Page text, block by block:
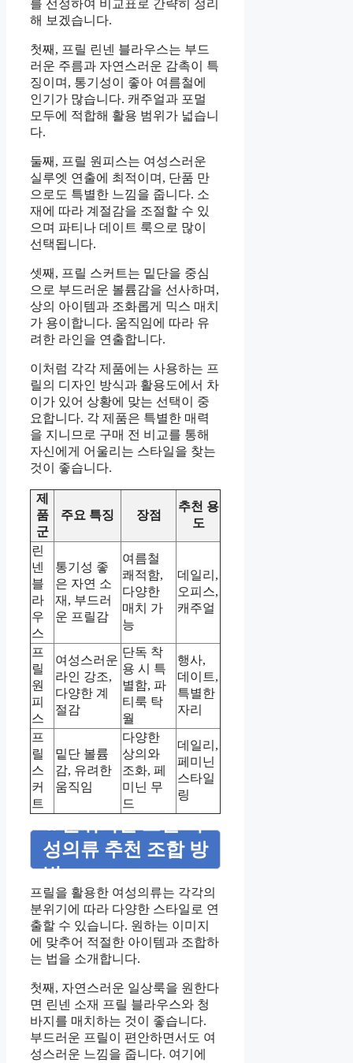
를 선정하여 비교표로 간략히 정리
해 보겠습니다.
첫째, 프릴 린넨 블라우스는 부드
러운 주름과 자연스러운 감촉이 특
징이며, 통기성이 좋아 여름철에
인기가 많습니다. 캐주얼과 포멀
모두에 적합해 활용 범위가 넓습니
다.
둘째, 프릴 원피스는 여성스러운
실루엣 연출에 최적이며, 단품 만
으로도 특별한 느낌을 줍니다. 소
재에 따라 계절감을 조절할 수 있
으며 파티나 데이트 룩으로 많이
선택됩니다.
셋째, 프릴 스커트는 밑단을 중심
으로 부드러운 볼륨감을 선사하며,
상의 아이템과 조화롭게 믹스 매치
가 용이합니다. 움직임에 따라 유
려한 라인을 연출합니다.
이처럼 각각 제품에는 사용하는 프
릴의 디자인 방식과 활용도에서 차
이가 있어 상황에 맞는 선택이 중
요합니다. 각 제품은 특별한 매력
을 지니므로 구매 전 비교를 통해
자신에게 어울리는 스타일을 찾는
것이 좋습니다.
제
품
군
주요 특징 장점
추천 용
도
린
넨
블
라
우
스
통기성 좋
은 자연 소
재, 부드러
운 프릴감
여름철
쾌적함,
다양한
매치 가
능
데일리,
오피스,
캐주얼
프
릴
원
피
스
여성스러운
라인 강조,
다양한 계
절감
단독 착
용 시 특
별함, 파
티룩 탁
월
행사,
데이트,
특별한
자리
프
릴
스
커
트
밑단 볼륨
감, 유려한
움직임
다양한
상의와
조화, 페
미닌 무
드
데일리,
페미닌
스타일
링
성의류 추천 조합 방
법
프릴을 활용한 여성의류는 각각의
분위기에 따라 다양한 스타일로 연
출할 수 있습니다. 원하는 이미지
에 맞추어 적절한 아이템과 조합하
는 법을 소개합니다.
첫째, 자연스러운 일상룩을 원한다
면 린넨 소재 프릴 블라우스와 청
바지를 매치하는 것이 좋습니다.
부드러운 프릴이 편안하면서도 여
성스러운 느낌을 줍니다. 여기에